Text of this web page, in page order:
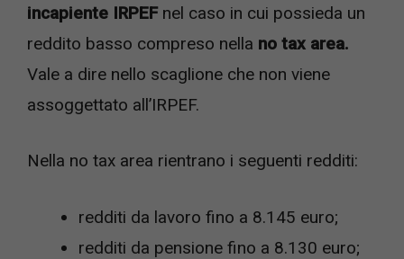
incapiente IRPEFnel caso in cui possieda un
reddito basso compreso nella no tax area.
Vale a dire nello scaglione che non viene
assoggettato all’IRPEF.
Nella no tax area rientrano i seguenti redditi:
redditi da lavoro fino a 8.145 euro;
redditi da pensione fino a 8.130 euro;